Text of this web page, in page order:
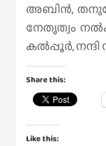
അബിൻ,
നേതൃത്വം
കൽപ്പൂർ,
Share this:
Like this: